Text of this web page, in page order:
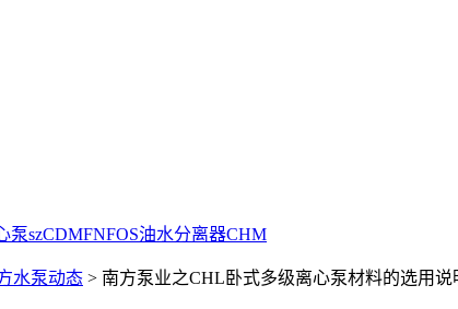
泵szCDMFNFOS油水分离器CHM
水泵动态 > 南方泵业之CHL卧式多级离心泵材料的选用说